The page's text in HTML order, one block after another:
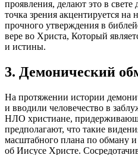
проявления, делают это в
точка зрения акцентируется на
прочного утверждения в
вере во Христа, Который
и истины.
3. Демонический
На протяжении истории
и вводили человечество в
НЛО христиане,
предполагают, что такие
масштабного плана по обману
об Иисусе Христе.